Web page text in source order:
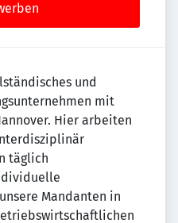
und
mit
Hier arbeiten
täglich
Mandanten in